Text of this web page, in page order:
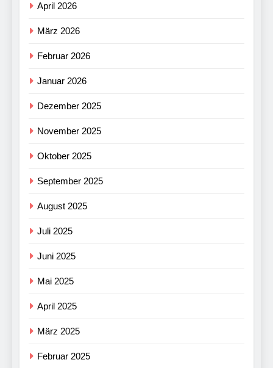
April 2026
März 2026
Februar 2026
Januar 2026
Dezember 2025
November 2025
Oktober 2025
September 2025
August 2025
Juli 2025
Juni 2025
Mai 2025
April 2025
März 2025
Februar 2025